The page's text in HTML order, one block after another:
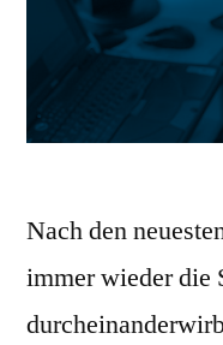
Nach den
immer wieder die